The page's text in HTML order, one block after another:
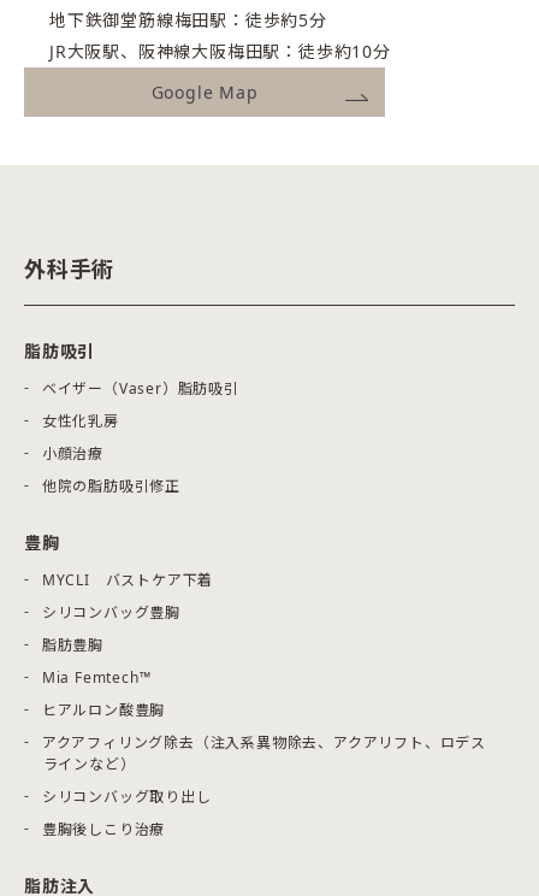
地下鉄御堂筋線梅田駅：徒歩約5分
JR大阪駅、阪神線大阪梅田駅：徒歩約10分
Google Map
外科手術
脂肪吸引
ベイザー（Vaser）脂肪吸引
女性化乳房
小顔治療
他院の脂肪吸引修正
豊胸
MYCLI バストケア下着
シリコンバッグ豊胸
脂肪豊胸
Mia Femtech™
ヒアルロン酸豊胸
アクアフィリング除去（注入系異物除去、アクアリフト、ロデス
ラインなど）
シリコンバッグ取り出し
豊胸後しこり治療
脂肪注入